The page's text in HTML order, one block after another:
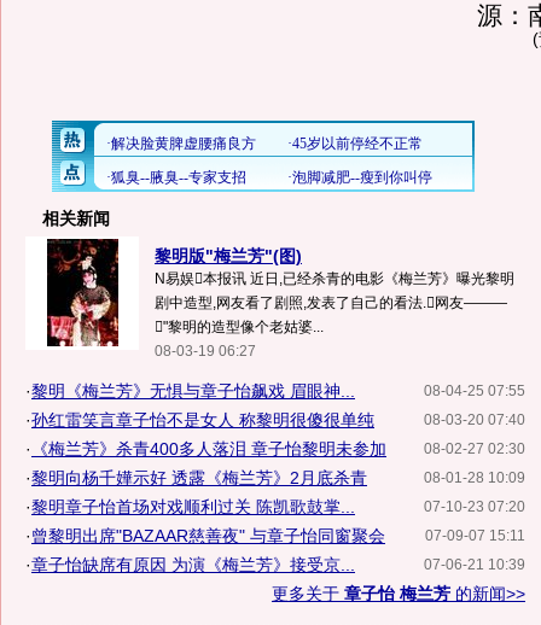
源：
相关新闻
黎明版"梅兰芳"(图)
N易娱本报讯 近日,已经杀青的电影《梅兰芳》曝光黎明
剧中造型,网友看了剧照,发表了自己的看法.网友———
"黎明的造型像个老姑婆...
08-03-19 06:27
08-04-25 07:55
·黎明《梅兰芳》无惧与章子怡飙戏 眉眼神...
08-03-20 07:40
·孙红雷笑言章子怡不是女人 称黎明很傻很单纯
08-02-27 02:30
· 《梅兰芳》杀青400多人落泪 章子怡黎明未参加
08-01-28 10:09
·黎明向杨千嬅示好 透露《梅兰芳》2月底杀青
07-10-23 07:20
·黎明章子怡首场对戏顺利过关 陈凯歌鼓掌...
07-09-07 15:11
·曾黎明出席"BAZAAR慈善夜" 与章子怡同窗聚会
07-06-21 10:39
·章子怡缺席有原因 为演《梅兰芳》接受京...
更多关于 章子怡 梅兰芳 的新闻>>